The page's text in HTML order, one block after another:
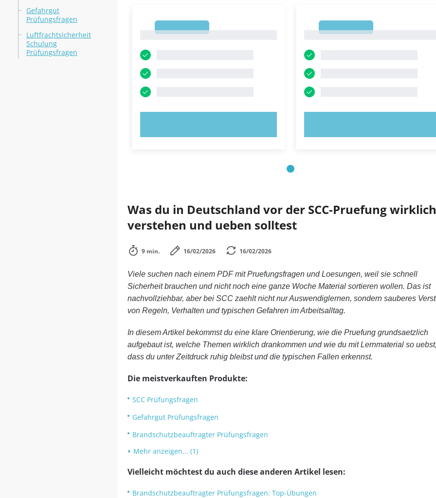
Gefahrgut
Prüfungsfragen
Luftfrachtsicherheit
Schulung
Prüfungsfragen
Was du in Deutschland vor der SCC-Pruefung wirklich
verstehen und ueben solltest
9 min. 16/02/2026 16/02/2026
Viele suchen nach einem PDF mit Pruefungsfragen und Loesungen, weil sie schnell
Sicherheit brauchen und nicht noch eine ganze Woche Material sortieren wollen. Das ist
nachvollziehbar, aber bei SCC zaehlt nicht nur Auswendiglernen, sondern sauberes
von Regeln, Verhalten und typischen Gefahren im Arbeitsalltag.
In diesem Artikel bekommst du eine klare Orientierung, wie die Pruefung grundsaetzlich
aufgebaut ist, welche Themen wirklich drankommen und wie du mit Lernmaterial so
dass du unter Zeitdruck ruhig bleibst und die typischen Fallen erkennst.
Die meistverkauften Produkte:
SCC Prüfungsfragen
Gefahrgut Prüfungsfragen
Brandschutzbeauftragter Prüfungsfragen
Mehr anzeigen... (1)
Vielleicht möchtest du auch diese anderen Artikel lesen:
Brandschutzbeauftragter Prüfungsfragen: Top-Übungen